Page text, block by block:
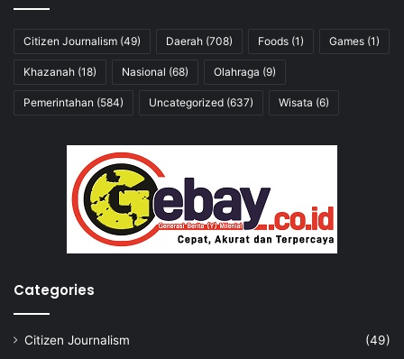
Citizen Journalism (49) Daerah (708) Foods (1) Games (1)
Khazanah (18) Nasional (68) Olahraga (9)
Pemerintahan (584) Uncategorized (637) Wisata (6)
Categories
Citizen Journalism
(49)